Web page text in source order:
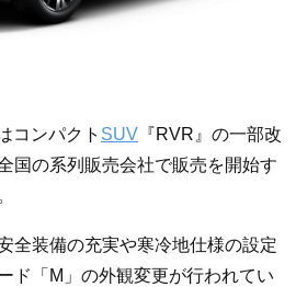
コンパクト SUV 『RVR』の一部改
国の系列販売会社で販売を開始す
全装備の充実や寒冷地仕様の設定
ド「M」の外観変更が行われてい